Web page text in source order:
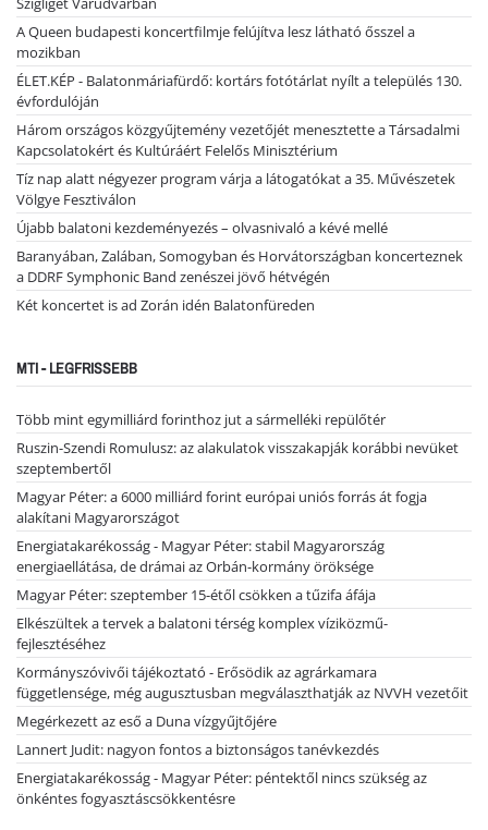
A Queen budapesti koncertfilmje felújítva lesz látható ősszel a
mozikban
ÉLET.KÉP - Balatonmáriafürdő: kortárs fotótárlat nyílt a település 130.
évfordulóján
Három országos közgyűjtemény vezetőjét menesztette a Társadalmi
Kapcsolatokért és Kultúráért Felelős Minisztérium
Tíz nap alatt négyezer program várja a látogatókat a 35. Művészetek
Völgye Fesztiválon
Újabb balatoni kezdeményezés – olvasnivaló a kévé mellé
Baranyában, Zalában, Somogyban és Horvátországban koncerteznek
a DDRF Symphonic Band zenészei jövő hétvégén
Két koncertet is ad Zorán idén Balatonfüreden
MTI - LEGFRISSEBB
Több mint egymilliárd forinthoz jut a sármelléki repülőtér
Ruszin-Szendi Romulusz: az alakulatok visszakapják korábbi nevüket
szeptembertől
Magyar Péter: a 6000 milliárd forint európai uniós forrás át fogja
alakítani Magyarországot
Energiatakarékosság - Magyar Péter: stabil Magyarország
energiaellátása, de drámai az Orbán-kormány öröksége
Magyar Péter: szeptember 15-étől csökken a tűzifa áfája
Elkészültek a tervek a balatoni térség komplex víziközmű-
fejlesztéséhez
Kormányszóvivői tájékoztató - Erősödik az agrárkamara
függetlensége, még augusztusban megválaszthatják az NVVH vezetőit
Megérkezett az eső a Duna vízgyűjtőjére
Lannert Judit: nagyon fontos a biztonságos tanévkezdés
Energiatakarékosság - Magyar Péter: péntektől nincs szükség az
önkéntes fogyasztáscsökkentésre